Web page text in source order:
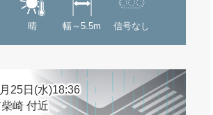
晴 幅～5.5m 信号なし
25日(水)18:36
崎 付近